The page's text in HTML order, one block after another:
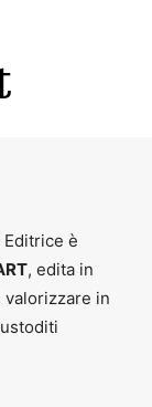
è
, edita in
valorizzare in